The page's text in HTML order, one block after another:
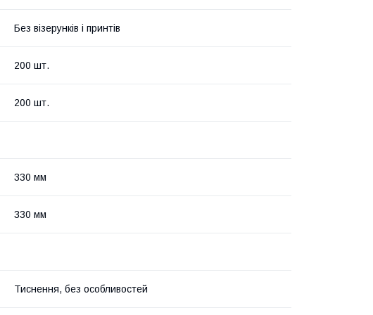
Без візерунків і принтів
200 шт.
200 шт.
330 мм
330 мм
Тиснення, без особливостей